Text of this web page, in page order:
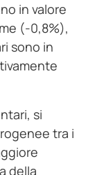
in valore
(-0,8%),
sono in
si
tra i
della